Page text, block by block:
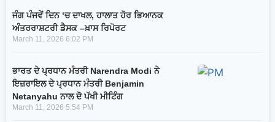
ਜੰਗ ਪੰਜਵੇਂ ਦਿਨ ‘ਚ ਦਾਖਲ, ਹਾਲਾਤ ਹੋਰ ਭਿਆਨਕ
ਅੰਤਰਰਾਸ਼ਟਰੀ ਡੈਸਕ –ਖ਼ਾਸ ਰਿਪੋਰਟ
March 11, 2026 6:02 PM
ਭਾਰਤ ਦੇ ਪ੍ਰਧਾਨ ਮੰਤਰੀ Narendra Modi ਨੇ
ਇਜ਼ਰਾਇਲ ਦੇ ਪ੍ਰਧਾਨ ਮੰਤਰੀ Benjamin
Netanyahu ਨਾਲ ਦੋ ਪੱਖੀ ਮੀਟਿੰਗ
March 11, 2026 5:54 PM